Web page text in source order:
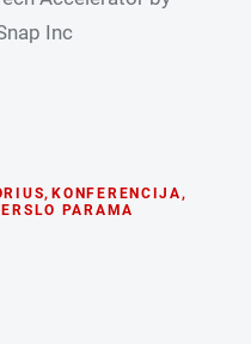
Inc
, KONFERENCIJA,
PARAMA